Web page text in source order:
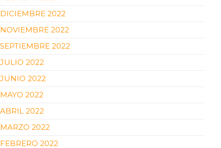
DICIEMBRE 2022
NOVIEMBRE 2022
SEPTIEMBRE 2022
JULIO 2022
JUNIO 2022
MAYO 2022
ABRIL 2022
MARZO 2022
FEBRERO 2022